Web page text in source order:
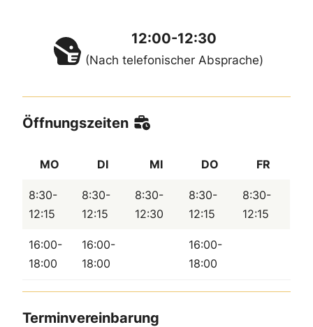
12:00-12:30
(Nach telefonischer Absprache)
Öffnungszeiten
MO DI MI DO FR
8:30-
12:15
8:30-
12:15
8:30-
12:30
8:30-
12:15
8:30-
12:15
16:00-
18:00
16:00-
18:00
16:00-
18:00
Terminvereinbarung